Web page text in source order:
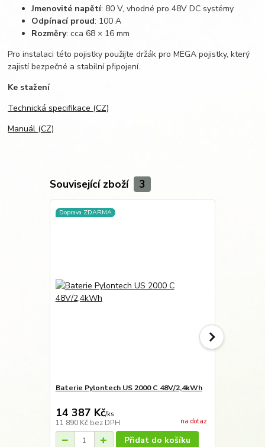
Jmenovité napětí: 80 V, vhodné pro 48V DC systémy
Odpínací proud: 100 A
Rozměry: cca 68 × 16 mm
Pro instalaci této pojistky použijte držák pro MEGA pojistky, který
zajistí bezpečné a stabilní připojení.
Ke stažení
Technická specifikace (CZ)
Manuál (CZ)
Související zboží 3
Doprava ZDARMA
Baterie Pylontech US 2000 C 48V/2,4kWh
14 387 Kč/ks
11 890 Kč bez DPH na dotaz
Přidat do košíku